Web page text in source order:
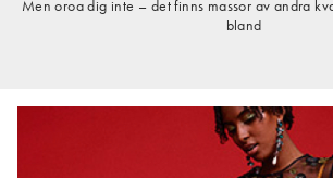
Men oroa dig inte – det finns massor av andra
bland